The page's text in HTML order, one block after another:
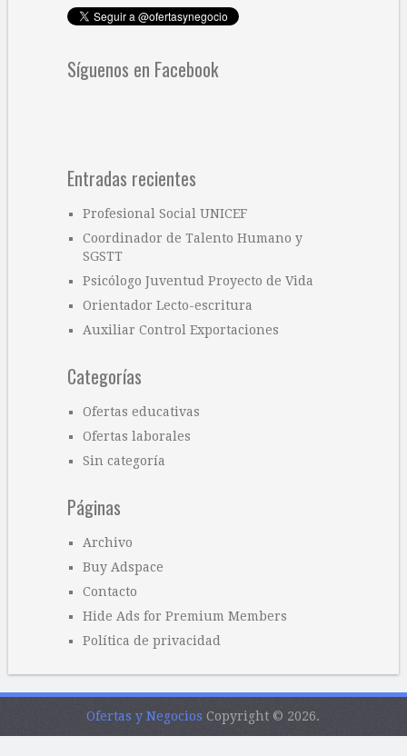
Síguenos en Facebook
Entradas recientes
Profesional Social UNICEF
Coordinador de Talento Humano y
SGSTT
Psicólogo Juventud Proyecto de Vida
Orientador Lecto-escritura
Auxiliar Control Exportaciones
Categorías
Ofertas educativas
Ofertas laborales
Sin categoría
Páginas
Archivo
Buy Adspace
Contacto
Hide Ads for Premium Members
Política de privacidad
Ofertas y Negocios Copyright © 2026.